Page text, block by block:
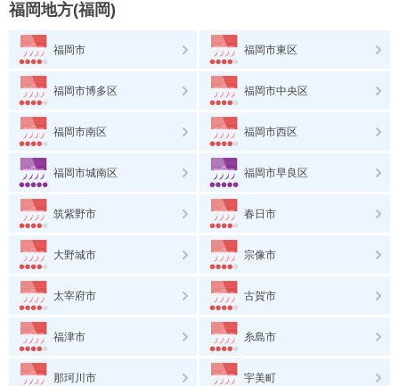
福岡地方(福岡)
福岡市 福岡市東区
福岡市博多区 福岡市中央区
福岡市南区 福岡市西区
福岡市城南区 福岡市早良区
筑紫野市 春日市
大野城市 宗像市
太宰府市 古賀市
福津市 糸島市
那珂川市 宇美町